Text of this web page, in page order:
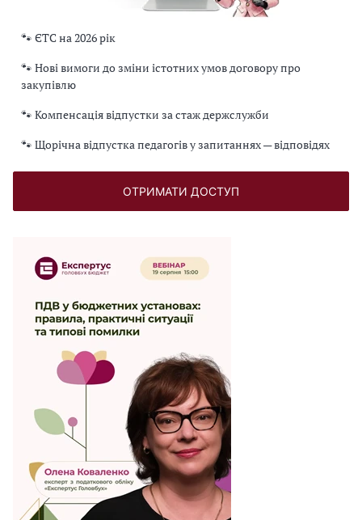
🐾 ЄТС на 2026 рік
🐾 Нові вимоги до зміни істотних умов договору про
закупівлю
🐾 Компенсація відпустки за стаж держслужби
🐾 Щорічна відпустка педагогів у запитаннях — відповідях
ОТРИМАТИ ДОСТУП